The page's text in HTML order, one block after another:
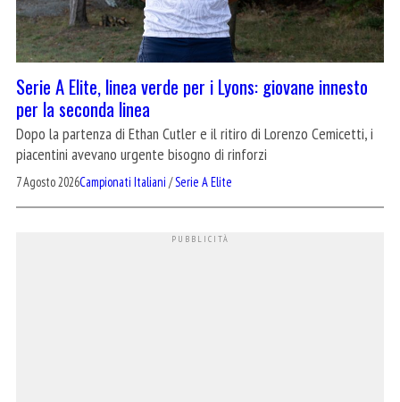
Serie A Elite, linea verde per i Lyons: giovane innesto
per la seconda linea
Dopo la partenza di Ethan Cutler e il ritiro di Lorenzo Cemicetti, i
piacentini avevano urgente bisogno di rinforzi
7 Agosto 2026Campionati Italiani /Serie A Elite